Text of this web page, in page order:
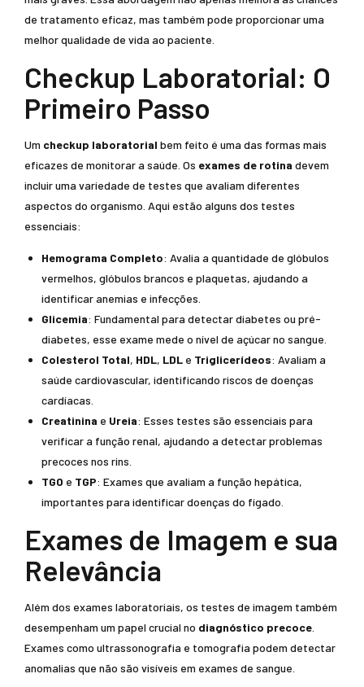
de tratamento eficaz, mas também pode proporcionar uma
melhor qualidade de vida ao paciente.
Checkup Laboratorial: O
Primeiro Passo
Um checkup laboratorial bem feito é uma das formas mais
eficazes de monitorar a saúde. Os exames de rotina devem
incluir uma variedade de testes que avaliam diferentes
aspectos do organismo. Aqui estão alguns dos testes
essenciais:
Hemograma Completo: Avalia a quantidade de glóbulos
vermelhos, glóbulos brancos e plaquetas, ajudando a
identificar anemias e infecções.
Glicemia: Fundamental para detectar diabetes ou pré-
diabetes, esse exame mede o nível de açúcar no sangue.
Colesterol Total, HDL, LDL e Triglicerídeos: Avaliam a
saúde cardiovascular, identificando riscos de doenças
cardíacas.
Creatinina e Ureia: Esses testes são essenciais para
verificar a função renal, ajudando a detectar problemas
precoces nos rins.
TGO e TGP: Exames que avaliam a função hepática,
importantes para identificar doenças do fígado.
Exames de Imagem e sua
Relevância
Além dos exames laboratoriais, os testes de imagem também
desempenham um papel crucial no diagnóstico precoce
Exames como ultrassonografia e tomografia podem detectar
anomalias que não são visíveis em exames de sangue.